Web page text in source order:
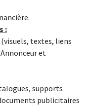
:
textes, liens
et
supports
publicitaires